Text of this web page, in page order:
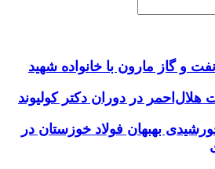
و گاز مارون با خانواده شهید
هلال‌احمر در دوران دکتر کولیوند
بهبهان فولاد خوزستان در